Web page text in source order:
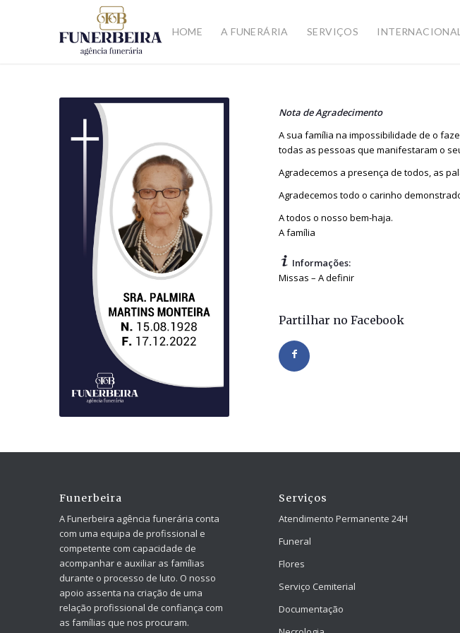
HOME A FUNERÁRIA SERVIÇOS INTERNACIONAL
Nota de Agradecimento
A sua família na impossibilidade de o
todas as pessoas que manifestaram o
Agradecemos a presença de todos, as
Agradecemos todo o carinho
A todos o nosso bem-haja.
A família
Informações:
Missas – A definir
Partilhar no Facebook
Funerbeira
A Funerbeira agência funerária conta
com uma equipa de profissional e
competente com capacidade de
acompanhar e auxiliar as famílias
durante o processo de luto. O nosso
apoio assenta na criação de uma
relação profissional de confiança com
as famílias que nos procuram.
Serviços
Atendimento Permanente 24H
Funeral
Flores
Serviço Cemiterial
Documentação